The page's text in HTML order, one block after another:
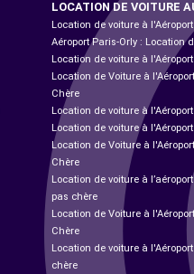
LOCATION DE VOITURE
Location de voiture à
Aéroport Paris-Orly : Location
Location de voiture à
Location de Voiture à
Chère
Location de voiture à
Location de voiture à
Location de Voiture à
Chère
Location de voiture à
pas chère
Location de Voiture à
Chère
Location de voiture à
chère